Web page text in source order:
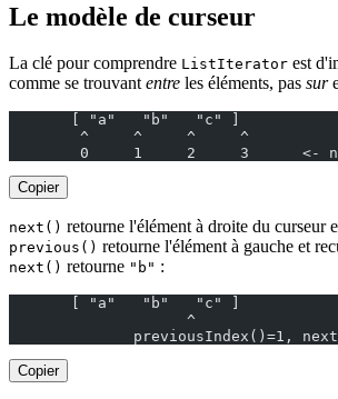
Le modèle de curseur
La clé pour comprendre ListIterator est
comme se trouvantentre les éléments, pas sur
       [ "a"   "b"   "c" ]
        ^     ^     ^     ^
0     1     2     3      <-
Copier
next() retourne l'élément à droite du curseur
previous() retourne l'élément à gauche et
next() retourne "b" :
       [ "a"   "b"   "c" ]
                    ^
previousIndex()=1,
Copier